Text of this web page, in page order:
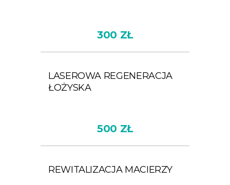
300 ZŁ
LASEROWA REGENERACJA
ŁOŻYSKA
500 ZŁ
REWITALIZACJA MACIERZY